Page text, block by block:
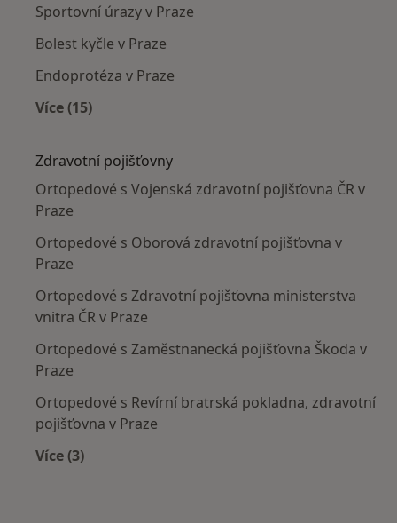
Sportovní úrazy v Praze
Bolest kyčle v Praze
Endoprotéza v Praze
Více (15)
Zdravotní pojišťovny
Ortopedové s Vojenská zdravotní pojišťovna ČR v
Praze
Ortopedové s Oborová zdravotní pojišťovna v
Praze
Ortopedové s Zdravotní pojišťovna ministerstva
vnitra ČR v Praze
Ortopedové s Zaměstnanecká pojišťovna Škoda v
Praze
Ortopedové s Revírní bratrská pokladna, zdravotní
pojišťovna v Praze
Více (3)